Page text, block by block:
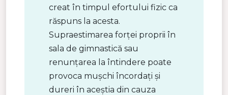
creat în timpul efortului fizic ca
răspuns la acesta.
Supraestimarea forței proprii în
sala de gimnastică sau
renunțarea la întindere poate
provoca mușchi încordați și
dureri în aceștia din cauza